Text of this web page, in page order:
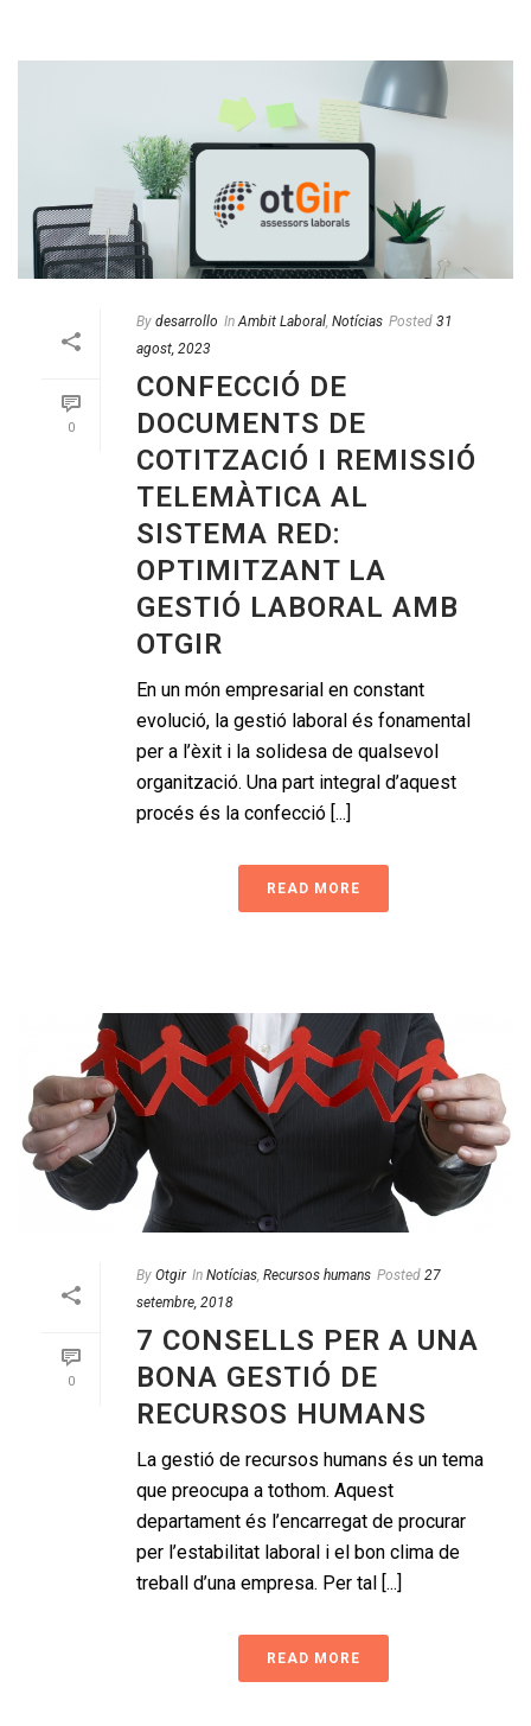
0
By desarrollo In Ambit Laboral, Notícias Posted 31
agost, 2023
CONFECCIÓ DE
DOCUMENTS DE
COTITZACIÓ I REMISSIÓ
TELEMÀTICA AL
SISTEMA RED:
OPTIMITZANT LA
GESTIÓ LABORAL AMB
OTGIR
En un món empresarial en constant
evolució, la gestió laboral és fonamental
per a l’èxit i la solidesa de qualsevol
organització. Una part integral d’aquest
procés és la confecció [...]
READ MORE
0
By Otgir In Notícias Recursos humans Posted 27
setembre, 2018
7 CONSELLS PER A UNA
BONA GESTIÓ DE
RECURSOS HUMANS
La gestió de recursos humans és un tema
que preocupa a tothom. Aquest
departament és l’encarregat de procurar
per l’estabilitat laboral i el bon clima de
treball d’una empresa. Per tal [...]
READ MORE